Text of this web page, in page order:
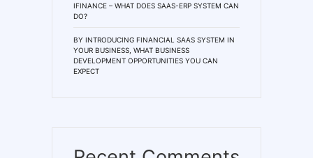
IFINANCE – WHAT DOES SAAS-ERP SYSTEM CAN
DO?
BY INTRODUCING FINANCIAL SAAS SYSTEM IN
YOUR BUSINESS, WHAT BUSINESS
DEVELOPMENT OPPORTUNITIES YOU CAN
EXPECT